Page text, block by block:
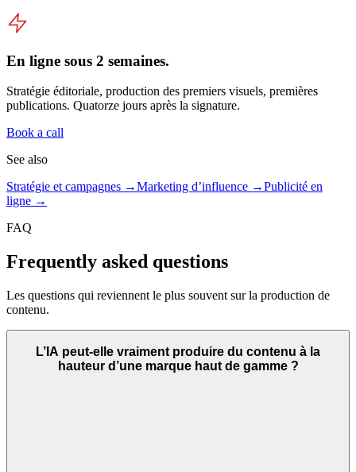
En ligne sous 2 semaines.
Stratégie éditoriale, production des premiers visuels, premières
publications. Quatorze jours après la signature.
Book a call
See also
Stratégie et campagnes →Marketing d’influence →Publicité en
ligne →
FAQ
Frequently asked questions
Les questions qui reviennent le plus souvent sur la production de
contenu.
L’IA peut-elle vraiment produire du contenu à la
hauteur d’une marque haut de gamme ?